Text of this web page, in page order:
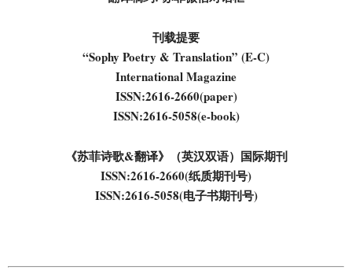
刊载提要
“Sophy Poetry & Translation” (E-C)
International Magazine
ISSN:2616-2660(paper)
ISSN:2616-5058(e-book)
《苏菲诗歌&翻译》（英汉双语）国际期刊
ISSN:2616-2660(纸质期刊号)
ISSN:2616-5058(电子书期刊号)